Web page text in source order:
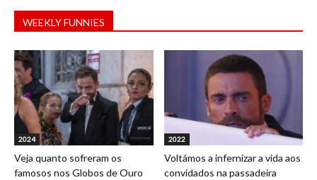
WEEKLY FUNNIES
2024
Veja quanto sofreram os
famosos nos Globos de Ouro
2022
Voltámos a infernizar a vida aos
convidados na passadeira